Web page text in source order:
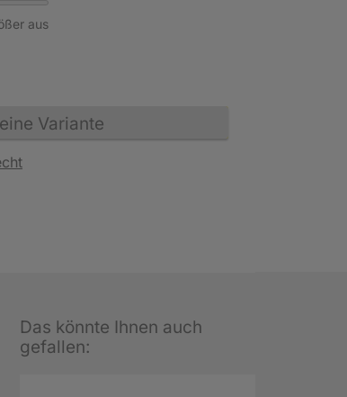
aus
Variante
Das könnte Ihnen auch
gefallen: